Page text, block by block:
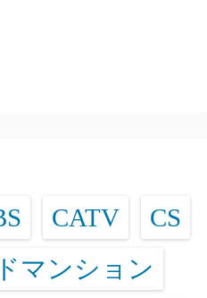
CATV CS
マンション